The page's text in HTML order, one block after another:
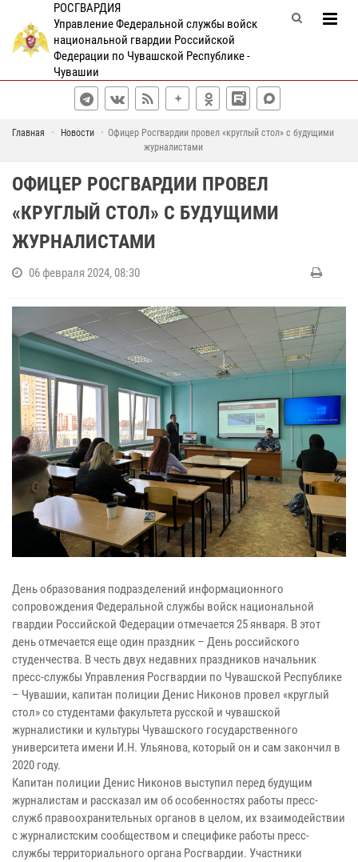
РОСГВАРДИЯ
Управление Федеральной службы войск
национальной гвардии Российской
Федерации по Чувашской Республике -
Чувашии
Главная Новости
Офицер Росгвардии провел «круглый стол» с будущими
журналистами
ОФИЦЕР РОСГВАРДИИ ПРОВЕЛ
«КРУГЛЫЙ СТОЛ» С БУДУЩИМИ
ЖУРНАЛИСТАМИ
06 февраля 2024, 08:30
День образования подразделений информационного
сопровождения Федеральной службы войск национальной
гвардии Российской Федерации отмечается 25 января. В этот
день отмечается еще один праздник – День российского
студенчества. В честь двух недавних праздников начальник
пресс-службы Управления Росгвардии по Чувашской Республике
– Чувашии, капитан полиции Денис Никонов провел «круглый
стол» со студентами факультета русской и чувашской
журналистики и культуры Чувашского государственного
университета имени И.Н. Ульянова, который он и сам закончил в
2020 году.
Капитан полиции Денис Никонов выступил перед будущим
журналистам и рассказал им об особенностях работы пресс-
служб правоохранительных органов в целом, их взаимодействии
с журналистским сообществом и специфике работы пресс-
службы территориального органа Росгвардии. Участники